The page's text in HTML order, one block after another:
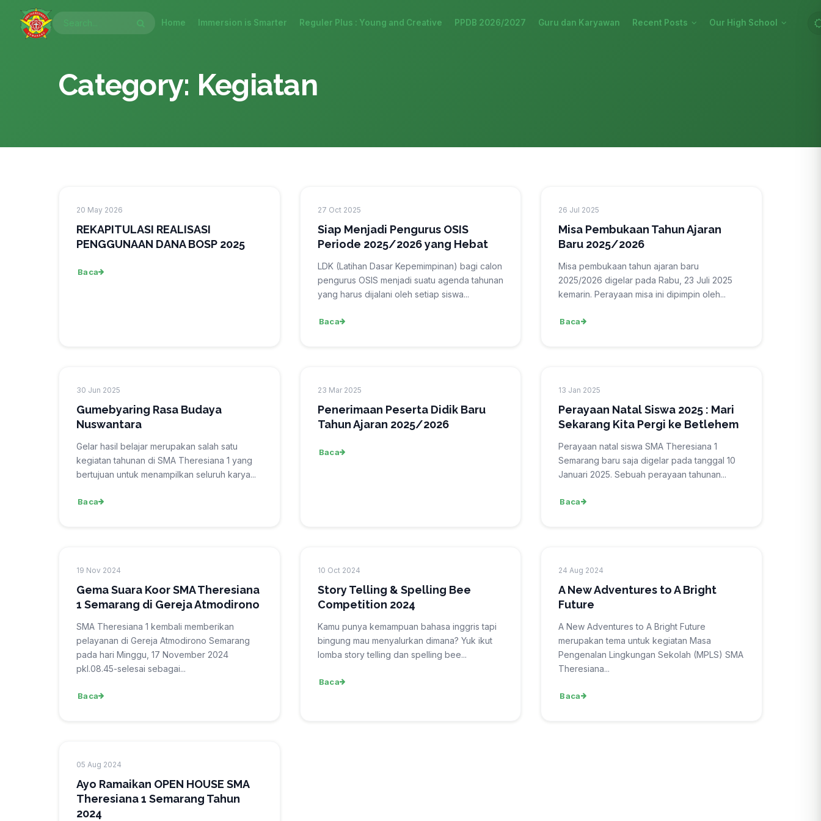
Lewati
konten
Home Immersion is Smarter Reguler Plus : Young and Creative PPDB 2026/2027 Guru dan Karyawan Recent Posts Our High School
Category: Kegiatan
20 May 2026
REKAPITULASI REALISASI
PENGGUNAAN DANA BOSP 2025
Baca
27 Oct 2025
Siap Menjadi Pengurus OSIS
Periode 2025/2026 yang Hebat
LDK (Latihan Dasar Kepemimpinan) bagi calon
pengurus OSIS menjadi suatu agenda tahunan
yang harus dijalani oleh setiap siswa...
Baca
26 Jul 2025
Misa Pembukaan Tahun Ajaran
Baru 2025/2026
Misa pembukaan tahun ajaran baru
2025/2026 digelar pada Rabu, 23 Juli 2025
kemarin. Perayaan misa ini dipimpin oleh...
Baca
30 Jun 2025
Gumebyaring Rasa Budaya
Nuswantara
Gelar hasil belajar merupakan salah satu
kegiatan tahunan di SMA Theresiana 1 yang
bertujuan untuk menampilkan seluruh karya...
Baca
23 Mar 2025
Penerimaan Peserta Didik Baru
Tahun Ajaran 2025/2026
Baca
13 Jan 2025
Perayaan Natal Siswa 2025 : Mari
Sekarang Kita Pergi ke Betlehem
Perayaan natal siswa SMA Theresiana 1
Semarang baru saja digelar pada tanggal 10
Januari 2025. Sebuah perayaan tahunan...
Baca
19 Nov 2024
Gema Suara Koor SMA Theresiana
1 Semarang di Gereja Atmodirono
SMA Theresiana 1 kembali memberikan
pelayanan di Gereja Atmodirono Semarang
pada hari Minggu, 17 November 2024
pkl.08.45-selesai sebagai...
Baca
10 Oct 2024
Story Telling & Spelling Bee
Competition 2024
Kamu punya kemampuan bahasa inggris tapi
bingung mau menyalurkan dimana? Yuk ikut
lomba story telling dan spelling bee...
Baca
24 Aug 2024
A New Adventures to A Bright
Future
A New Adventures to A Bright Future
merupakan tema untuk kegiatan Masa
Pengenalan Lingkungan Sekolah (MPLS) SMA
Theresiana...
Baca
05 Aug 2024
Ayo Ramaikan OPEN HOUSE SMA
Theresiana 1 Semarang Tahun
2024